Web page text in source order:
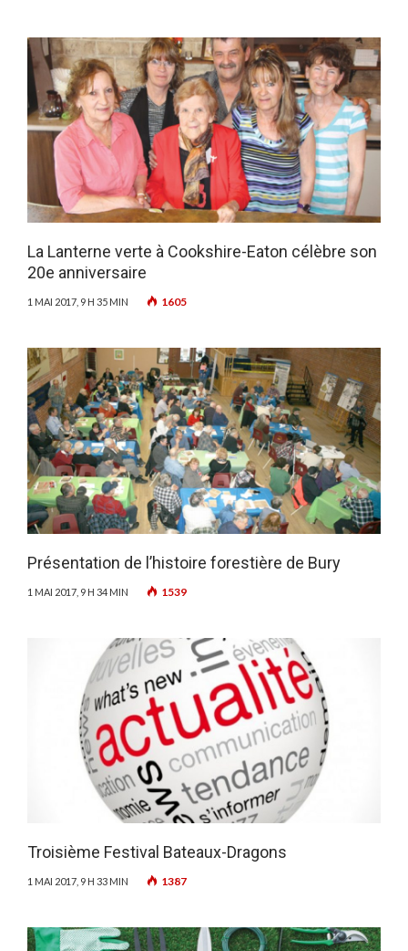
La Lanterne verte à Cookshire-Eaton célèbre son
20e anniversaire
1 MAI 2017, 9 H 35 MIN 1605
Présentation de l’histoire forestière de Bury
1 MAI 2017, 9 H 34 MIN 1539
Troisième Festival Bateaux-Dragons
1 MAI 2017, 9 H 33 MIN 1387